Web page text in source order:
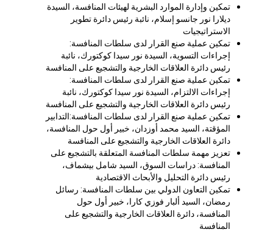
تمكين وإدارة الموارد البشرية لهيئات المنافسة، السيدة
ديلارا نور جانسو إسلام، نائبة رئيس دائرة تطوير
الاستراتيجيات
تمكين عملية صنع القرار لدى سلطات المنافسة:
إجراءات التسوية، السيدة نور سيدا كوكتورك، نائبة
رئيس دائرة العلاقات الخارجية والتشجيع على المنافسة
تمكين عملية صنع القرار لدى سلطات المنافسة:
إجراءات الالتزام، السيدة نور سيدا كوكتورك، نائبة
رئيس دائرة العلاقات الخارجية والتشجيع على المنافسة
تمكين عملية صنع القرار لدى سلطات المنافسة:التدابير
المؤقتة، السيد محمد أوزدان، خبير أول حول المنافسة،
دائرة العلاقات الخارجية والتشجيع على المنافسة
تعزيز مهمة سلطات المنافسة المتعلقة بالتشجيع على
المنافسة: دراسات السوق، السيد شامل بيشماف،
رئيس دائرة التحليل والأبحاث الاقتصادية
تمكين التعاون الدولي بين سلطات المنافسة: رسائل
رمضان، السيد ألبار فوزي كارا، خبير أول حول
المنافسة، دائرة العلاقات الخارجية والتشجيع على
المنافسة